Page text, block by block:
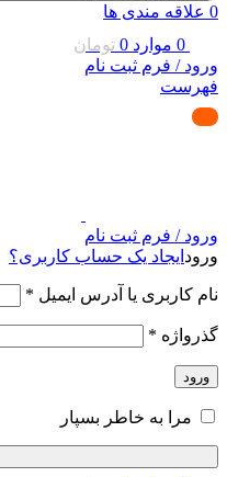
0 علاقه مندی ها
0 موارد 0 تومان
ورود / فرم ثبت نام
فهرست
ورود / فرم ثبت نام
ورود ایجاد یک حساب کاربری؟
نام کاربری یا آدرس ایمیل *
گذرواژه *
ورود
مرا به خاطر بسپار